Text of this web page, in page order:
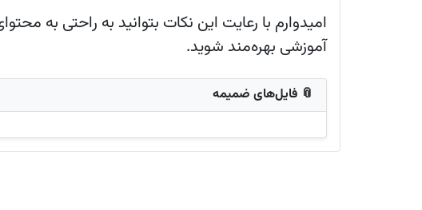
امیدوارم با رعایت این نکات بتوانید به راحتی به
آموزشی بهره‌مند شوید.
📎 فایل‌های ضمیمه